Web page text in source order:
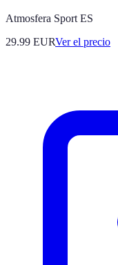
Atmosfera Sport ES
29.99 EURVer el precio